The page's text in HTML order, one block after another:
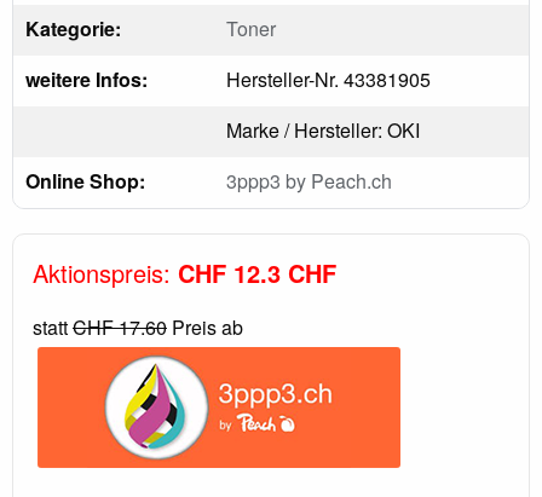
Kategorie:
Toner
weitere Infos:
Hersteller-Nr. 43381905
Marke / Hersteller: OKI
Online Shop:
3ppp3 by Peach.ch
Aktionspreis: CHF 12.3 CHF
stattCHF 17.60 Preis ab